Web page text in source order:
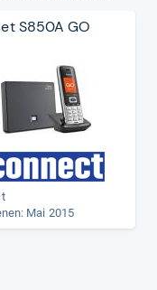
S850A GO
Mai 2015